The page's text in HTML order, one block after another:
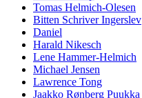
Tomas Helmich-Olesen
Bitten Schriver Ingerslev
Daniel
Harald Nikesch
Lene Hammer-Helmich
Michael Jensen
Lawrence Tong
Jaakko Rønberg Puukka